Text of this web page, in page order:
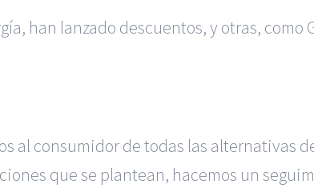
han lanzado descuentos, y otras, como
al consumidor de todas las alternativas
que se plantean, hacemos un